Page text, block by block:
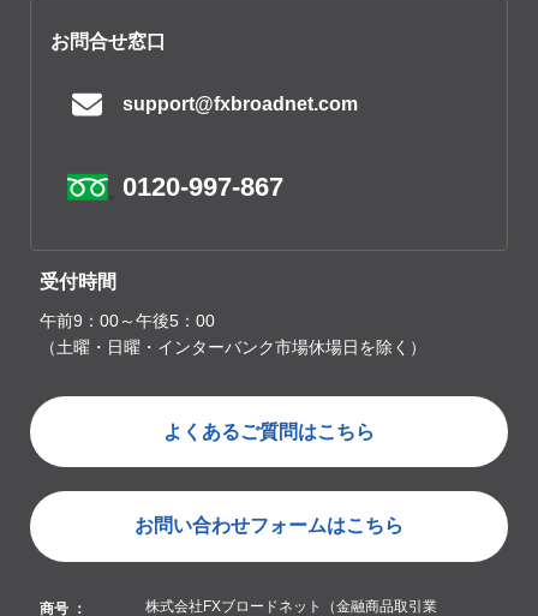
お問合せ窓口
support@fxbroadnet.com
0120-997-867
受付時間
午前9：00～午後5：00
（土曜・日曜・インターバンク市場休場日を除く）
よくあるご質問はこちら
お問い合わせフォームはこちら
商号 ：
株式会社FXブロードネット（金融商品取引業